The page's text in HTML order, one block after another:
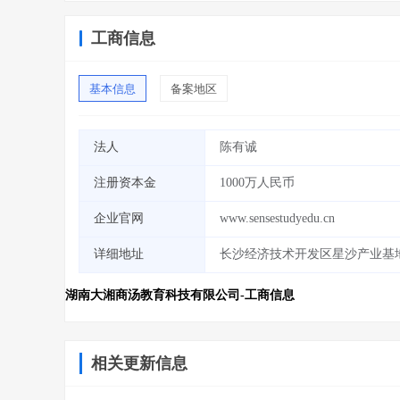
工商信息
基本信息 备案地区
法人 陈有诚
注册资本金 1000万人民币
企业官网 www.sensestudyedu.cn
详细地址 长沙经济技术开发区星沙产业基
湖南大湘商汤教育科技有限公司-工商信息
相关更新信息